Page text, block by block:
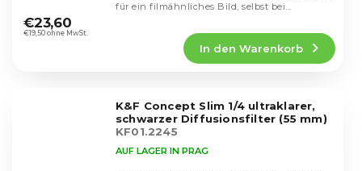
durchschnittliche
Produktbewertung
€19,50 ohne MwSt.
€23,60
In den Warenkorb
für ein filmähnliches Bild, selbst bei...
K&F Concept Slim 1/4 ultraklarer,
schwarzer Diffusionsfilter (55 mm)
KF01.2245
AUF LAGER IN PRAG